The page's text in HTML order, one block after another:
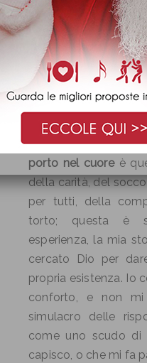
salvezza, o forse
ma che — viste
sarebbero sembrate
alienanti, possibili
alla vita di tanti altri
Anch’io sono
porto nel cuoreè
della carità, del
per tutti, della
torto; questa è
esperienza, la mia
cercato Dio per
propria esistenza. Io
conforto, e non
simulacro delle
come uno scudo
capisco, o che mi fa